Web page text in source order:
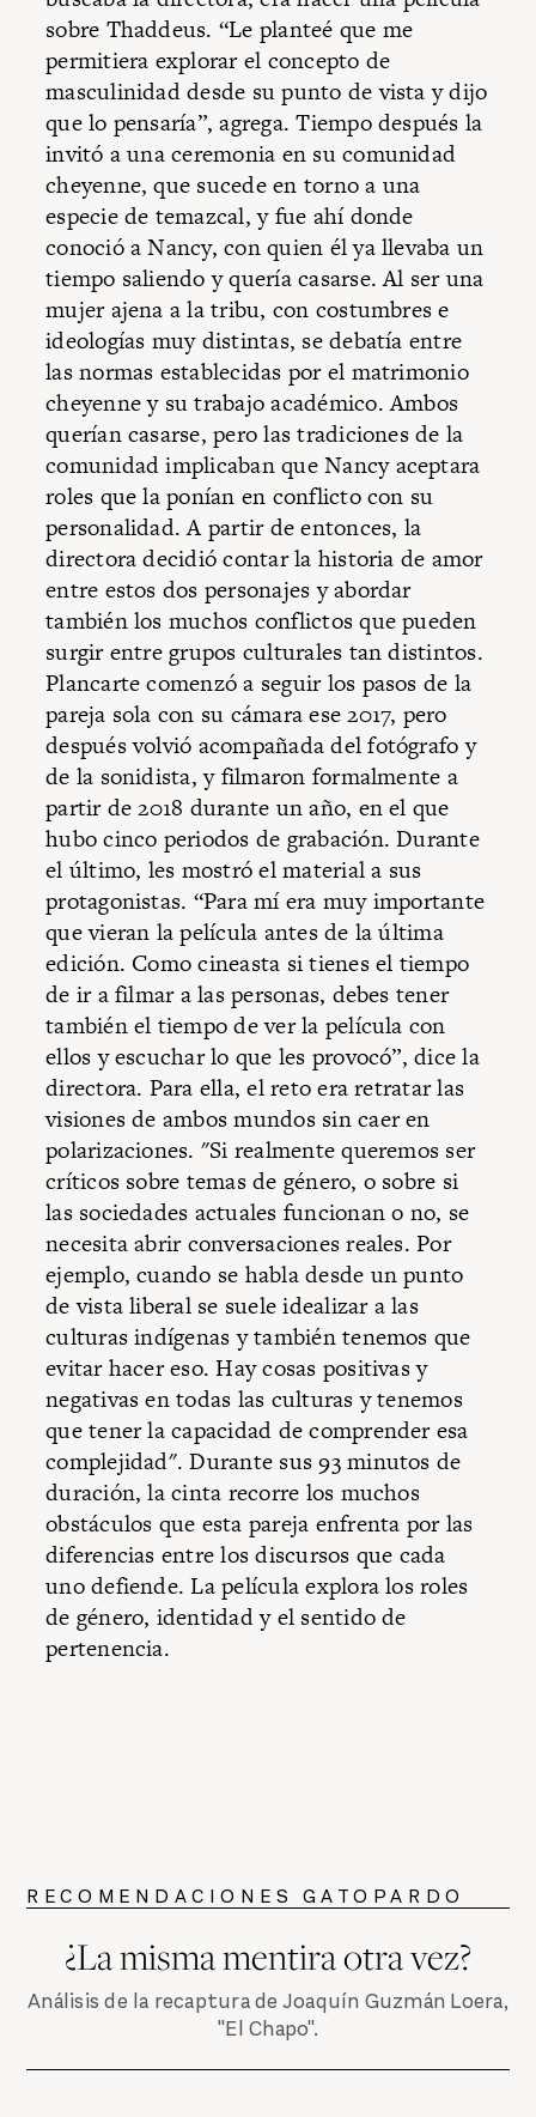
sobre Thaddeus. “Le planteé que me
permitiera explorar el concepto de
masculinidad desde su punto de vista y dijo
que lo pensaría”, agrega. Tiempo después la
invitó a una ceremonia en su comunidad
cheyenne, que sucede en torno a una
especie de temazcal, y fue ahí donde
conoció a Nancy, con quien él ya llevaba un
tiempo saliendo y quería casarse. Al ser una
mujer ajena a la tribu, con costumbres e
ideologías muy distintas, se debatía entre
las normas establecidas por el matrimonio
cheyenne y su trabajo académico. Ambos
querían casarse, pero las tradiciones de la
comunidad implicaban que Nancy aceptara
roles que la ponían en conflicto con su
personalidad. A partir de entonces, la
directora decidió contar la historia de amor
entre estos dos personajes y abordar
también los muchos conflictos que pueden
surgir entre grupos culturales tan distintos.
Plancarte comenzó a seguir los pasos de la
pareja sola con su cámara ese 2017, pero
después volvió acompañada del fotógrafo y
de la sonidista, y filmaron formalmente a
partir de 2018 durante un año, en el que
hubo cinco periodos de grabación. Durante
el último, les mostró el material a sus
protagonistas. “Para mí era muy importante
que vieran la película antes de la última
edición. Como cineasta si tienes el tiempo
de ir a filmar a las personas, debes tener
también el tiempo de ver la película con
ellos y escuchar lo que les provocó”, dice la
directora. Para ella, el reto era retratar las
visiones de ambos mundos sin caer en
polarizaciones. "Si realmente queremos ser
críticos sobre temas de género, o sobre si
las sociedades actuales funcionan o no, se
necesita abrir conversaciones reales. Por
ejemplo, cuando se habla desde un punto
de vista liberal se suele idealizar a las
culturas indígenas y también tenemos que
evitar hacer eso. Hay cosas positivas y
negativas en todas las culturas y tenemos
que tener la capacidad de comprender esa
complejidad". Durante sus 93 minutos de
duración, la cinta recorre los muchos
obstáculos que esta pareja enfrenta por las
diferencias entre los discursos que cada
uno defiende. La película explora los roles
de género, identidad y el sentido de
pertenencia.
RECOMENDACIONES GATOPARDO
¿La misma mentira otra vez?
Análisis de la recaptura de Joaquín Guzmán Loera,
"El Chapo".